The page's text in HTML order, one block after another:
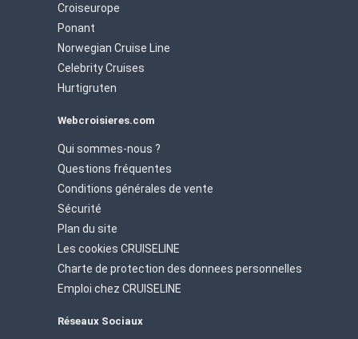
Croiseurope
Ponant
Norwegian Cruise Line
Celebrity Cruises
Hurtigruten
Webcroisieres.com
Qui sommes-nous ?
Questions fréquentes
Conditions générales de vente
Sécurité
Plan du site
Les cookies CRUISELINE
Charte de protection des donnees personnelles
Emploi chez CRUISELINE
Réseaux Sociaux